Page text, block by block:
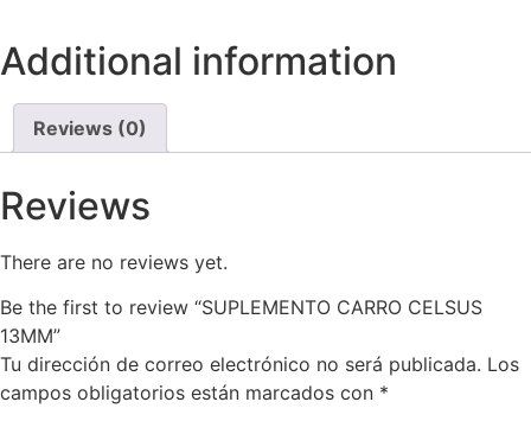
Additional information
Reviews (0)
Reviews
There are no reviews yet.
Be the first to review “SUPLEMENTO CARRO CELSUS
13MM”
Tu dirección de correo electrónico no será publicada. Los
campos obligatorios están marcados con *